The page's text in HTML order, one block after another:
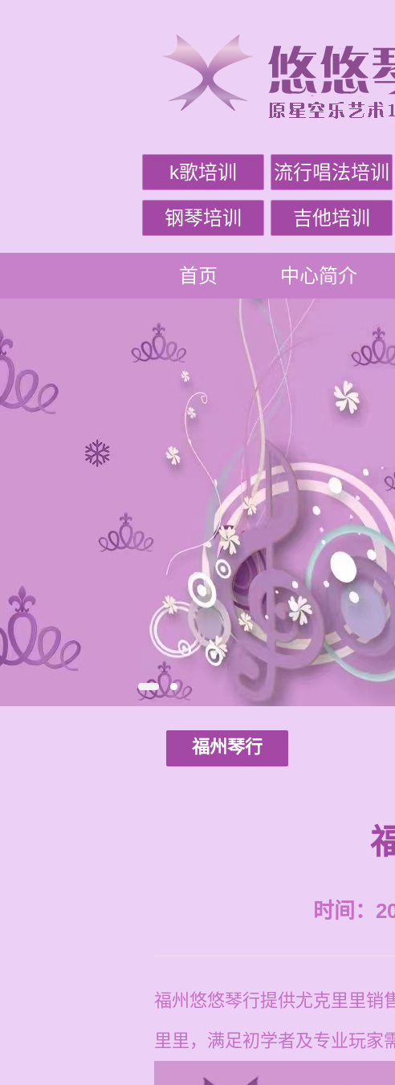
k歌培训 流行唱法培训
钢琴培训 吉他培训
首页 中心简介
福州琴行
时间：
福州悠悠琴行提供尤克里里销
里里，满足初学者及专业玩家